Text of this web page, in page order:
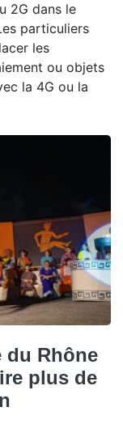
2G dans le
particuliers
les
ou objets
la 4G ou la
du Rhône
plus de